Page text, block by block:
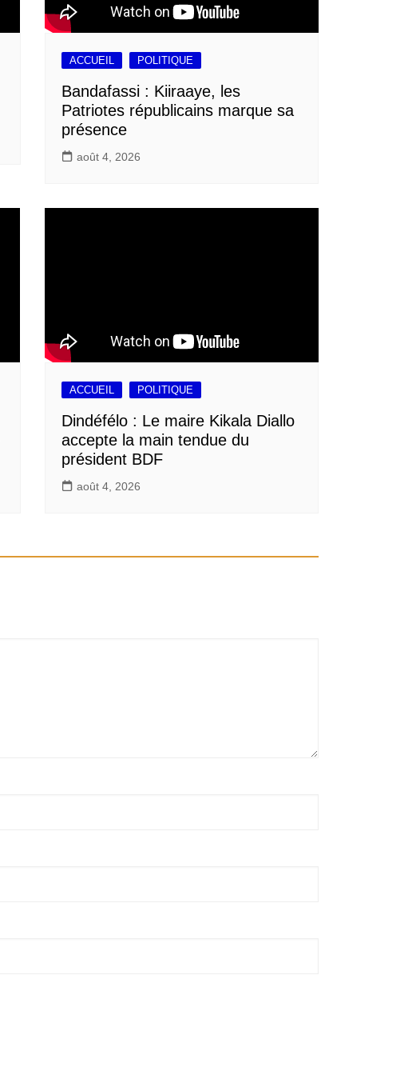
ACCUEIL POLITIQUE
Bandafassi : Kiiraaye, les
Patriotes républicains marque sa
présence
août 4, 2026
ACCUEIL POLITIQUE
Dindéfélo : Le maire Kikala Diallo
accepte la main tendue du
président BDF
août 4, 2026